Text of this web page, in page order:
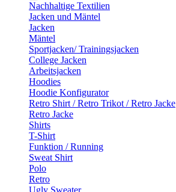
Nachhaltige Textilien
Jacken und Mäntel
Jacken
Mäntel
Sportjacken/ Trainingsjacken
College Jacken
Arbeitsjacken
Hoodies
Hoodie Konfigurator
Retro Shirt / Retro Trikot / Retro Jacke
Retro Jacke
Shirts
T-Shirt
Funktion / Running
Sweat Shirt
Polo
Retro
Ugly Sweater